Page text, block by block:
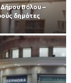
Δήμου Βόλου –
δημότες